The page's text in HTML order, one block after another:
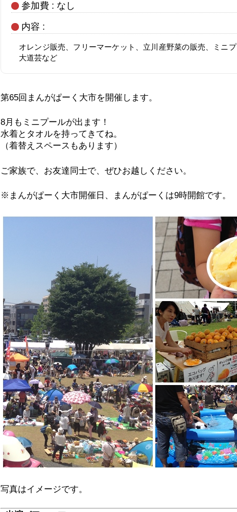
参加費 : なし
内容 :
オレンジ販売、フリーマーケット、立川産野菜の販売、ミニプ
大道芸など
第65回まんがぱーく大市を開催します。
8月もミニプールが出ます！
水着とタオルを持ってきてね。
（着替えスペースもあります）
ご家族で、お友達同士で、ぜひお越しください。
※まんがぱーく大市開催日、まんがぱーくは9時開館です。
写真はイメージです。